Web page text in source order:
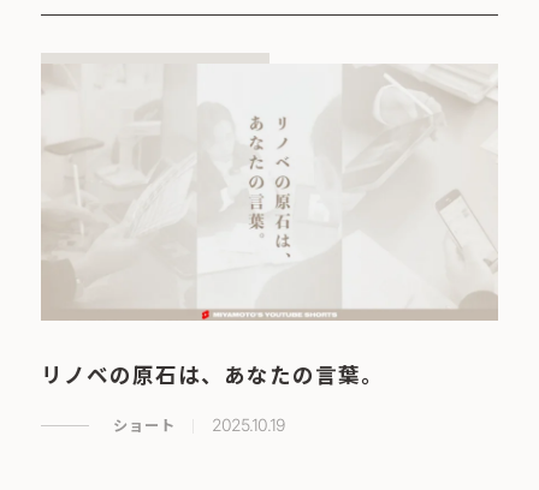
リノベの原石は、あなたの言葉。
ショート 2025.10.19